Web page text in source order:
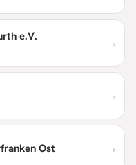
e.V. ›
›
Ost ›